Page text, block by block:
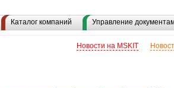
Каталог компаний Управление
Новости на MSKIT